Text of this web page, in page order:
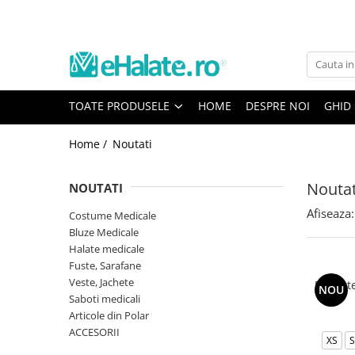
Toate Produsele
Bluze Unisex
Bluze Maria
Bluze medicale uni
Halate medicale
Halate Bianca
Bluze Maria
TOATE PRODUSELE HOME DESPRE NOI GHID
Home / Noutati
NOUTATI
Costume Medicale
Bluze Medicale
Halate medicale
Fuste, Sarafane
Veste, Jachete
Saboti medicali
Articole din Polar
ACCESORII
Afiseaza:
NOU
Bluza
XS S